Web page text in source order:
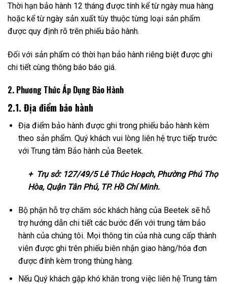
Thời hạn bảo hành 12 tháng được tính kể từ ngày mua hàng
hoặc kể từ ngày sản xuất tùy thuộc từng loại sản phẩm
được quy định rõ trên phiếu bảo hành.
Đối với sản phẩm có thời hạn bảo hành riêng biệt được ghi
chi tiết cùng thông báo báo giá.
2. Phương Thức Áp Dụng Bảo Hành
2.1. Địa điểm bảo hành
Địa điểm bảo hành được ghi trong phiếu bảo hành kèm
theo sản phẩm. Quý khách vui lòng liên hệ trực tiếp trước
với Trung tâm Bảo hành của Beetek.
+ Trụ sở: 127/49/5 Lê Thúc Hoạch, Phường Phú Thọ
Hòa, Quận Tân Phú, TP. Hồ Chí Minh.
Bộ phận hỗ trợ chăm sóc khách hàng của Beetek sẽ hỗ
trợ hướng dẫn chi tiết các bước đến với trung tâm bảo
hành của chúng tôi. Mọi thông tin của nhà cung cấp thành
viên được ghi trên phiếu biên nhận giao hàng/hóa đơn
được đính kèm trong thùng hàng.
Nếu Quý khách gặp khó khăn trong việc liên hệ Trung tâm